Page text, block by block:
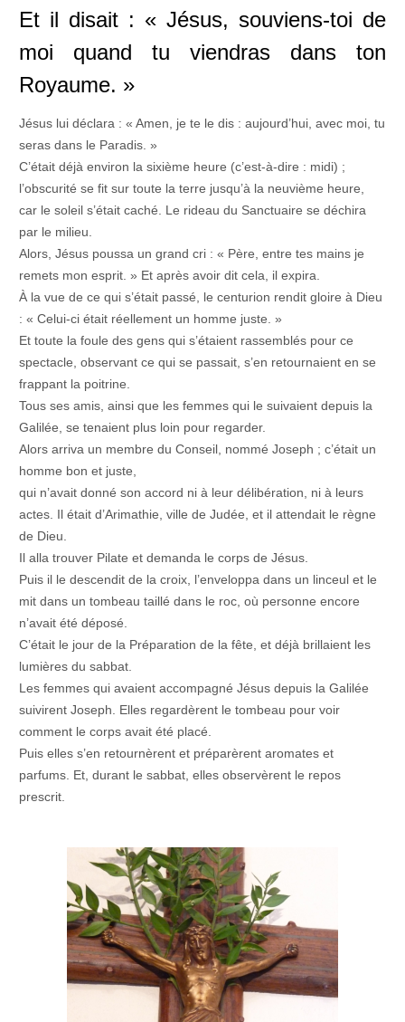
Et il disait : « Jésus, souviens-toi de
moi quand tu viendras dans ton
Royaume. »
Jésus lui déclara : « Amen, je te le dis : aujourd’hui, avec moi, tu
seras dans le Paradis. »
C’était déjà environ la sixième heure (c’est-à-dire : midi) ;
l’obscurité se fit sur toute la terre jusqu’à la neuvième heure,
car le soleil s’était caché. Le rideau du Sanctuaire se déchira
par le milieu.
Alors, Jésus poussa un grand cri : « Père, entre tes mains je
remets mon esprit. » Et après avoir dit cela, il expira.
À la vue de ce qui s’était passé, le centurion rendit gloire à Dieu
: « Celui-ci était réellement un homme juste. »
Et toute la foule des gens qui s’étaient rassemblés pour ce
spectacle, observant ce qui se passait, s’en retournaient en se
frappant la poitrine.
Tous ses amis, ainsi que les femmes qui le suivaient depuis la
Galilée, se tenaient plus loin pour regarder.
Alors arriva un membre du Conseil, nommé Joseph ; c’était un
homme bon et juste,
qui n’avait donné son accord ni à leur délibération, ni à leurs
actes. Il était d’Arimathie, ville de Judée, et il attendait le règne
de Dieu.
Il alla trouver Pilate et demanda le corps de Jésus.
Puis il le descendit de la croix, l’enveloppa dans un linceul et le
mit dans un tombeau taillé dans le roc, où personne encore
n’avait été déposé.
C’était le jour de la Préparation de la fête, et déjà brillaient les
lumières du sabbat.
Les femmes qui avaient accompagné Jésus depuis la Galilée
suivirent Joseph. Elles regardèrent le tombeau pour voir
comment le corps avait été placé.
Puis elles s’en retournèrent et préparèrent aromates et
parfums. Et, durant le sabbat, elles observèrent le repos
prescrit.